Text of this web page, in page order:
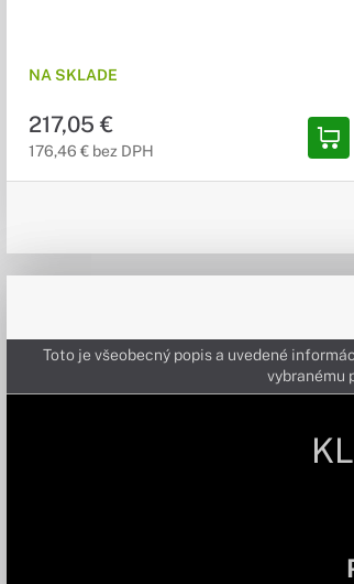
NA SKLADE
217,05 €
176,46 € bez DPH
Toto je všeobecný popis a uvedené
vybranému